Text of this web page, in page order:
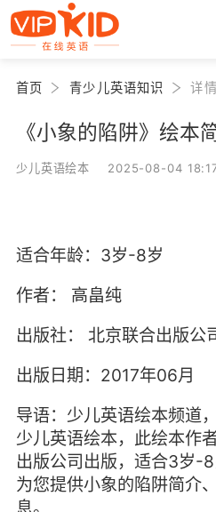
首页 青少儿英语知识 详情
《小象的陷阱》绘本
少儿英语绘本 2025-08-04
适合年龄：3岁-8岁
作者：
高畠纯
出版社：
北京联合出版公
出版日期：2017年06月
导语：少儿英语绘本频道
少儿英语绘本，此绘本作
出版公司出版，适合3岁-
为您提供小象的陷阱简介